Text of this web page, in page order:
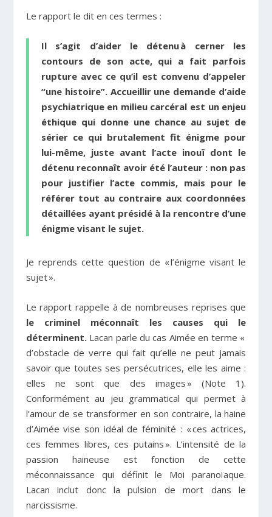
Le rapport le dit en ces termes :
Il s’agit d’aider le détenu à cerner les
contours de son acte, qui a fait parfois
rupture avec ce qu’il est convenu d’appeler
“une histoire”. Accueillir une demande d’aide
psychiatrique en milieu carcéral est un enjeu
éthique qui donne une chance au sujet de
sérier ce qui brutalement fit énigme pour
lui-même, juste avant l’acte inouï dont le
détenu reconnaît avoir été l’auteur : non pas
pour justifier l’acte commis, mais pour le
référer tout au contraire aux coordonnées
détaillées ayant présidé à la rencontre d’une
énigme visant le sujet.
Je reprends cette question de « l’énigme visant le
sujet ».
Le rapport rappelle à de nombreuses reprises que
le criminel méconnaît les causes qui le
déterminent. Lacan parle du cas Aimée en terme «
d’obstacle de verre qui fait qu’elle ne peut jamais
savoir que toutes ses persécutrices, elle les aime :
elles ne sont que des images » (Note 1).
Conformément au jeu grammatical qui permet à
l’amour de se transformer en son contraire, la haine
d’Aimée vise son idéal de féminité : « ces actrices,
ces femmes libres, ces putains ». L’intensité de la
passion haineuse est fonction de cette
méconnaissance qui définit le Moi paranoïaque.
Lacan inclut donc la pulsion de mort dans le
narcissisme.